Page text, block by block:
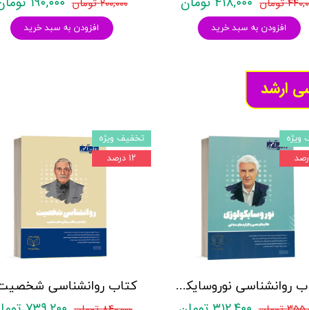
۲۰۰,۰۰۰ تومان
افزودن به سبد خرید
تومان
افزودن به سبد خرید
تخفیف ویژه
۱۲ درصد
کتاب روانشناسی نوروسایکولوژی نشر روان آموز حمیده نامداری
ویژه
ارشد